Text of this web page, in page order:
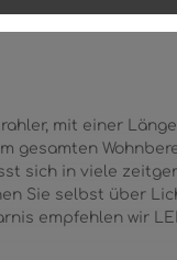
mit einer
gesamten
sich in viele
Sie selbst über
empfehlen wir